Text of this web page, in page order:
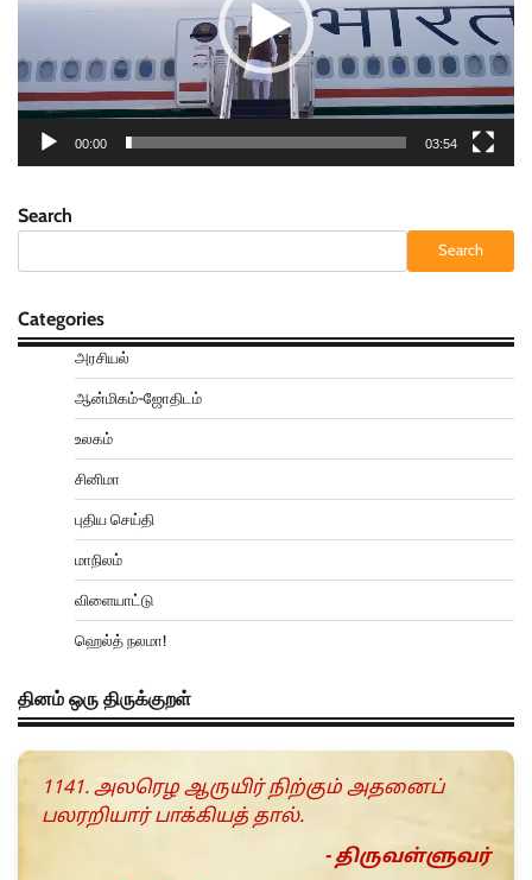
00:00 03:54
Search
Search
Categories
அரசியல்
ஆன்மிகம்-ஜோதிடம்
உலகம்
சினிமா
புதிய செய்தி
மாநிலம்
விளையாட்டு
ஹெல்த் நலமா!
தினம் ஒரு திருக்குறள்
1141. அலரெழ ஆருயிர் நிற்கும் அதனைப்
பலரறியார் பாக்கியத் தால்.
- திருவள்ளுவர்